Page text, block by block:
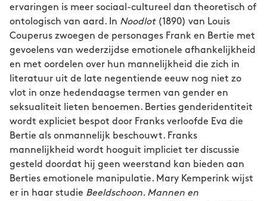
ervaringen is meer sociaal-cultureel dan theoretisch of
ontologisch van aard. In Noodlot (1890) van Louis
Couperus zwoegen de personages Frank en Bertie met
gevoelens van wederzijdse emotionele afhankelijkheid
en met oordelen over hun mannelijkheid die zich in
literatuur uit de late negentiende eeuw nog niet zo
vlot in onze hedendaagse termen van gender en
seksualiteit lieten benoemen. Berties genderidentiteit
wordt expliciet bespot door Franks verloofde Eva die
Bertie als onmannelijk beschouwt. Franks
mannelijkheid wordt hooguit impliciet ter discussie
gesteld doordat hij geen weerstand kan bieden aan
Berties emotionele manipulatie. Mary Kemperink wijst
er in haar studie Beeldschoon. Mannen en